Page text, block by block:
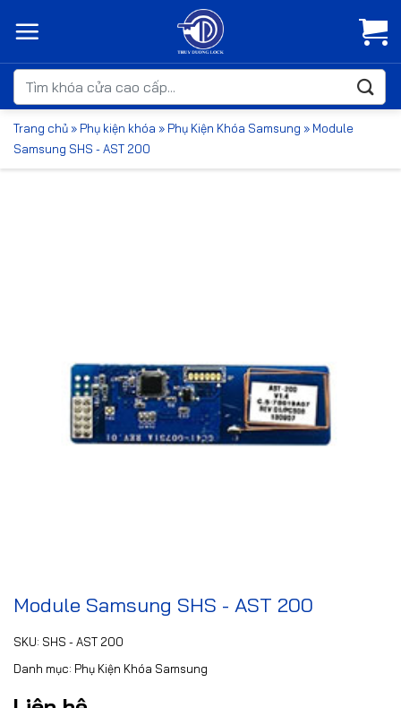
qua
dungTìm
kiếm:
Trang chủ » Phụ kiện khóa » Phụ Kiện Khóa Samsung » Module
Samsung SHS - AST 200
Module Samsung SHS - AST 200
SKU: SHS - AST 200
Danh mục: Phụ Kiện Khóa Samsung